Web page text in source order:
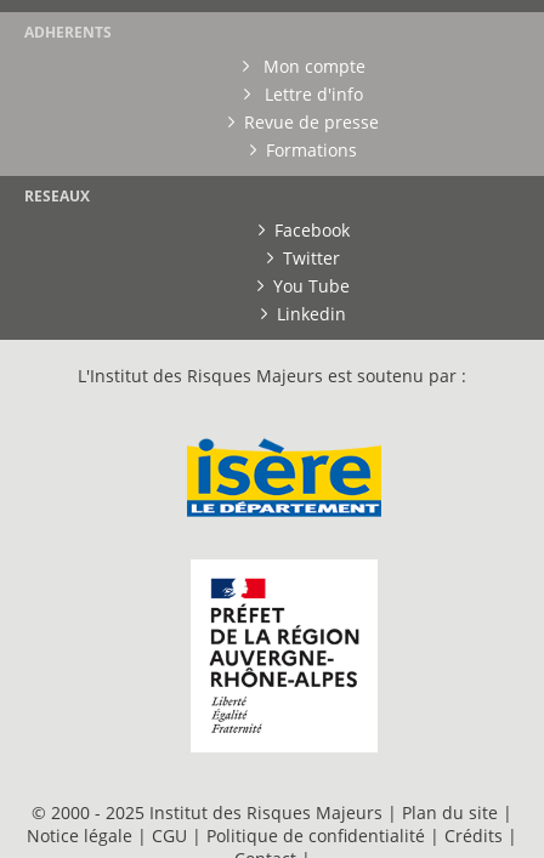
ADHERENTS
Mon compte
Lettre d'info
Revue de presse
Formations
RESEAUX
Facebook
Twitter
You Tube
Linkedin
L'Institut des Risques Majeurs est soutenu par :
© 2000 - 2025 Institut des Risques Majeurs | Plan du site |
Notice légale | CGU | Politique de confidentialité | Crédits |